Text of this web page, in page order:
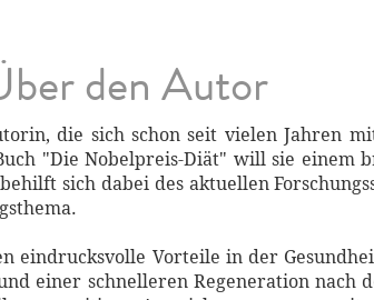
den Autor
die sich schon seit vielen Jahren
"Die Nobelpreis-Diät" will sie einem
sich dabei des aktuellen
eindrucksvolle Vorteile in der
einer schnelleren Regeneration nach